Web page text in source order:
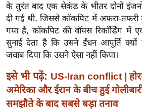
सा
हि
त्य
ज
ग
त
ऑ
टो
के तुरंत बाद एक सेकंड के भीतर दोनों
दी गई थी, जिससे कॉकपिट में अफरा-तफरी
गया है, कॉकपिट की वॉयस रिकॉर्डिंग
सुनाई देता है कि उसने ईंधन आपूर्ति
जवाब दिया कि उसने ऐसा नहीं किया।
इसे भी पढ़ें: US-Iran conflict |
अमेरिका और ईरान के बीच हुई
समझौते के बाद सबसे बड़ा तनाव